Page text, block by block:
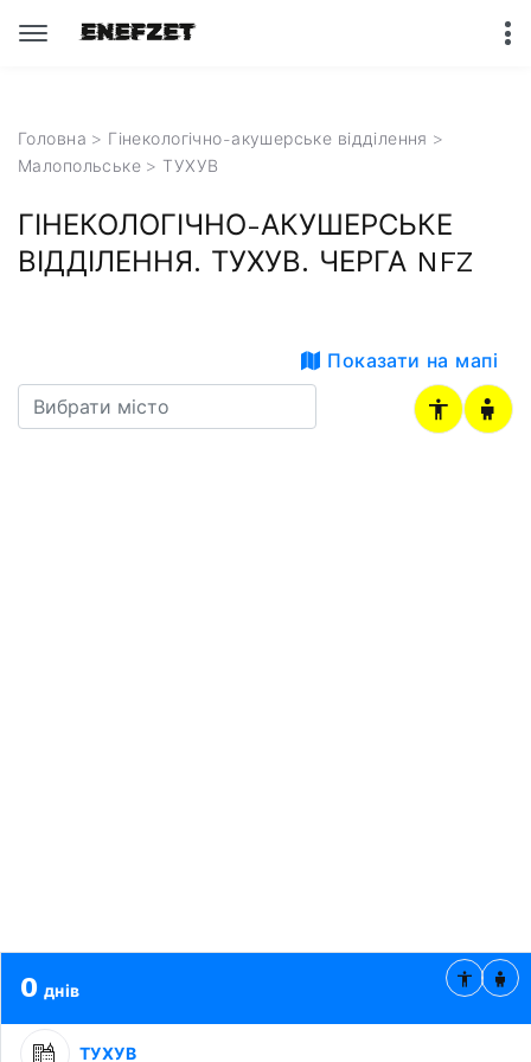
Головна > Гінекологічно-акушерське відділення >
Малопольське > ТУХУВ
ГІНЕКОЛОГІЧНО-АКУШЕРСЬКЕ
ВІДДІЛЕННЯ. ТУХУВ. ЧЕРГА NFZ
Показати на мапі
0 днів
ТУХУВ